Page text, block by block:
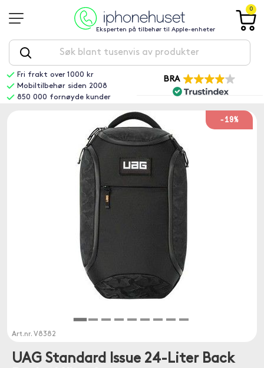
Eksperten på tilbehør til Apple-enheter
0
Fri frakt over 1000 kr
Mobiltilbehør siden 2008
850 000 fornøyde kunder
BRA
-19%
Art.nr. V8382
UAG Standard Issue 24-Liter Back